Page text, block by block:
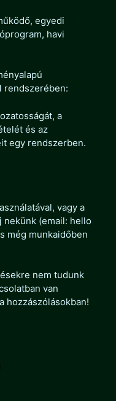
egyedi
havi
rendszerében:
a
és az
egy rendszerben.
vagy a
nekünk (email: hello
még munkaidőben
nem tudunk
van
a hozzászólásokban!